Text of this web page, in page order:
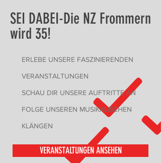
SEI DABEI-Die NZ Frommern
wird 35!
ERLEBE UNSERE FASZINIERENDEN
VERANSTALTUNGEN
SCHAU DIR UNSERE AUFTRITTE AN
FOLGE UNSEREN MUSIKALISCHEN
KLÄNGEN
VERANSTALTUNGEN ANSEHEN